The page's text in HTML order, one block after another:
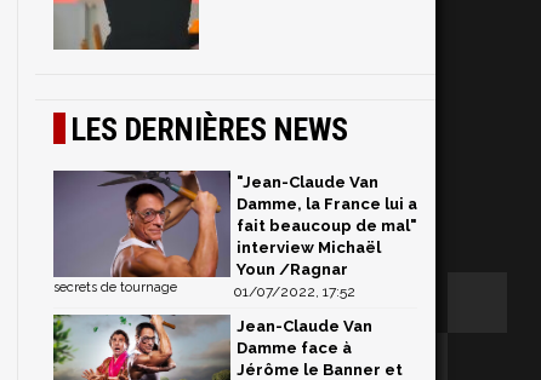
LES DERNIÈRES NEWS
"Jean-Claude Van
Damme, la France lui a
fait beaucoup de mal"
interview Michaël
Youn /Ragnar
01/07/2022, 17:52
secrets de tournage
Jean-Claude Van
Damme face à
Jérôme le Banner et